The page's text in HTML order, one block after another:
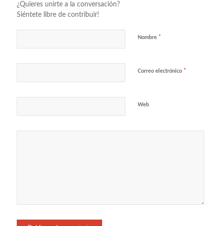
¿Quieres unirte a la conversación?
Siéntete libre de contribuir!
Nombre *
Correo electrónico *
Web